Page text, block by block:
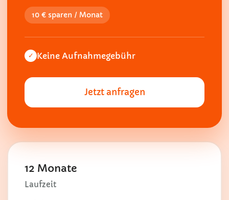
10 € sparen / Monat
✓ Keine Aufnahmegebühr
Jetzt anfragen
12 Monate
Laufzeit